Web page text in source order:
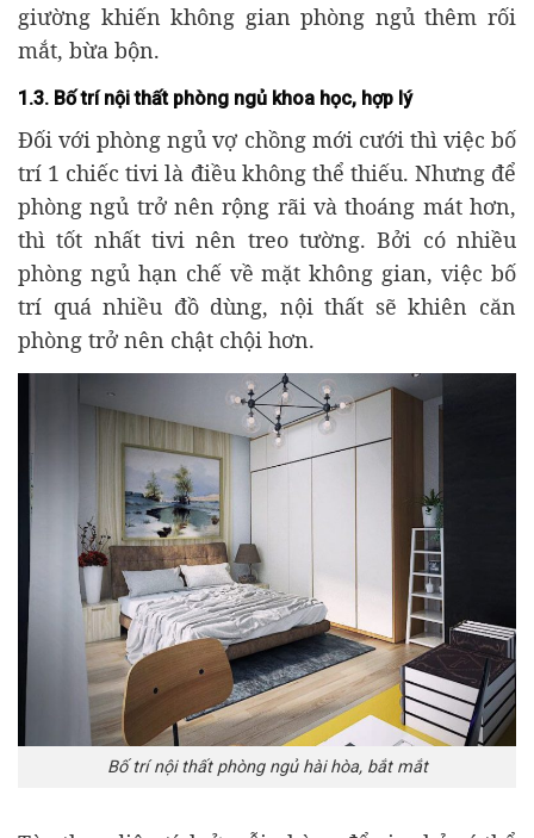
giường khiến không gian phòng ngủ thêm rối
mắt, bừa bộn.
1.3. Bố trí nội thất phòng ngủ khoa học, hợp lý
Đối với phòng ngủ vợ chồng mới cưới thì việc bố
trí 1 chiếc tivi là điều không thể thiếu. Nhưng để
phòng ngủ trở nên rộng rãi và thoáng mát hơn,
thì tốt nhất tivi nên treo tường. Bởi có nhiều
phòng ngủ hạn chế về mặt không gian, việc bố
trí quá nhiều đồ dùng, nội thất sẽ khiên căn
phòng trở nên chật chội hơn.
Bố trí nội thất phòng ngủ hài hòa, bắt mắt